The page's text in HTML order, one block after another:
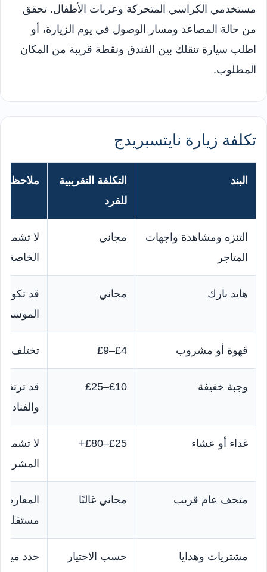
مستخدمي الكراسي المتحركة وعربات الأطفال. تحقق
من حالة المصاعد ومسار الوصول في يوم الزيارة، أو
اطلب سيارة تنقلك بين الفندق ونقطة قريبة من المكان
المطلوب.
تكلفة زيارة نايتسبريدج
البند
التكلفة التقريبية
للفرد
التنزه ومشاهدة واجهات
المتاجر
مجاني
لا تشمل
الخاصة.
هايد بارك مجاني
قد تكون
قهوة أو مشروب £4–£9 تختلف
وجبة خفيفة £10–£25
قد ترتفع
غداء أو عشاء £25–£80+
لا تشمل
متحف عام قريب مجاني غالبًا
مستقلة.
مشتريات وهدايا حسب الاختيار حدد